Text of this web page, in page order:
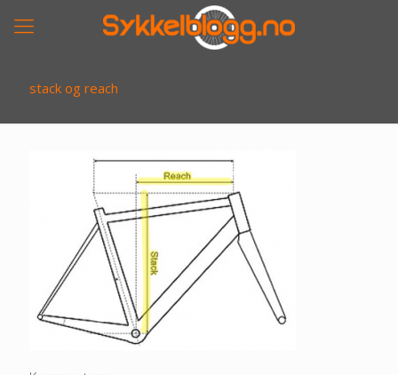
stack og reach